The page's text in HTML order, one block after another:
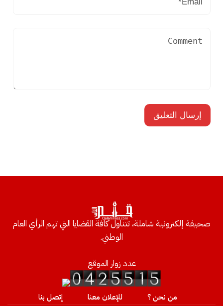
صحيفة إلكترونية شاملة، تتناول كافة القضايا التي تهم الرأي العام
الوطني.
عدد زوار الموقع
من نحن ؟ للإعلان معنا إتصل بنا